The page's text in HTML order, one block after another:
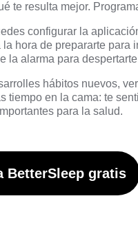
te resulta mejor.
configurar la
hora de prepararte para
la alarma para
hábitos nuevos,
tiempo en la cama: te
para la salud.
BetterSleep gratis